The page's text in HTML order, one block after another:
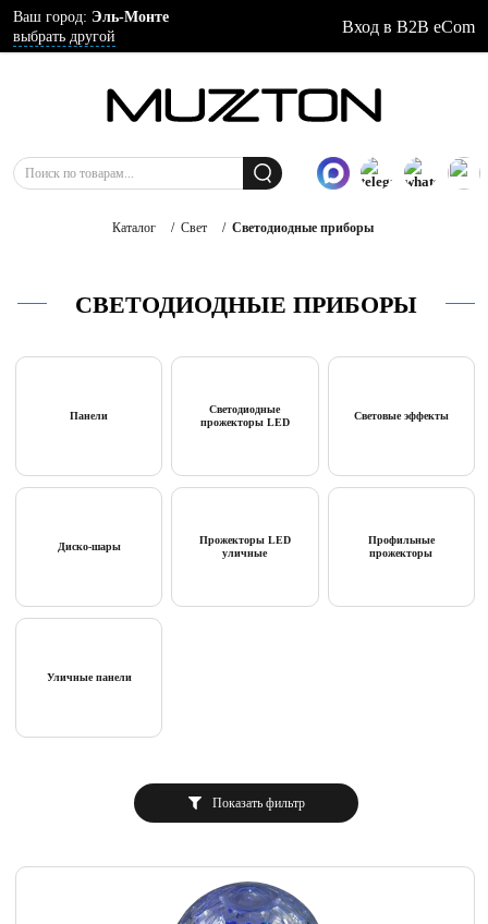
Ваш город: Эль-Монте
выбрать другой
Вход в B2B eCom
Каталог / Свет / Светодиодные приборы
СВЕТОДИОДНЫЕ ПРИБОРЫ
Панели
Светодиодные
прожекторы LED
Световые эффекты
Диско-шары
Прожекторы LED
уличные
Профильные
прожекторы
Уличные панели
Показать фильтр